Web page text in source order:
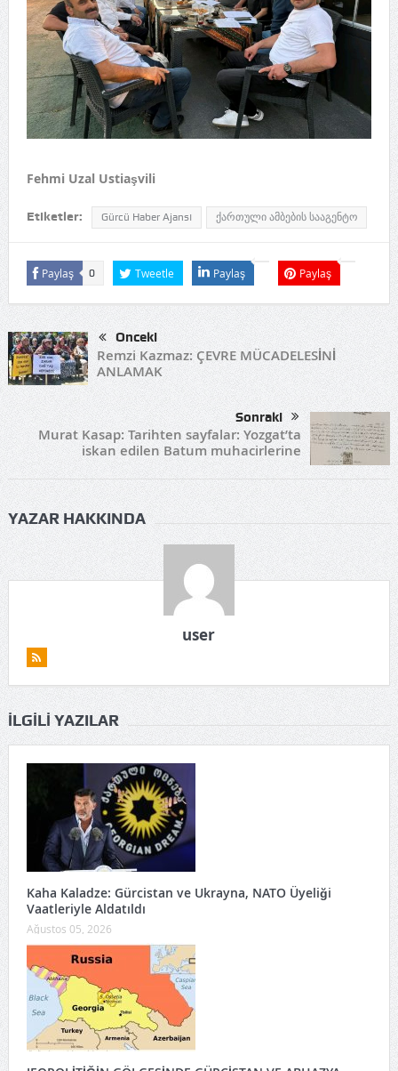
Fehmi Uzal Ustiaşvili
Etiketler: Gürcü Haber Ajansı ქართული ამბების სააგენტო
Paylaş 0 Tweetle Paylaş Paylaş
Önceki
Remzi Kazmaz: ÇEVRE MÜCADELESİNİ
ANLAMAK
Sonraki
Murat Kasap: Tarihten sayfalar: Yozgat’ta
iskan edilen Batum muhacirlerine
YAZAR HAKKINDA
user
İLGILI YAZILAR
Kaha Kaladze: Gürcistan ve Ukrayna, NATO Üyeliği
Vaatleriyle Aldatıldı
Ağustos 05, 2026